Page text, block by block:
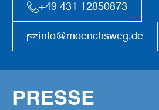
+49 431 12850873
info@moenchsweg.de
PRESSE